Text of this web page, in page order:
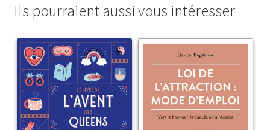
Ils pourraient aussi vous intéresser